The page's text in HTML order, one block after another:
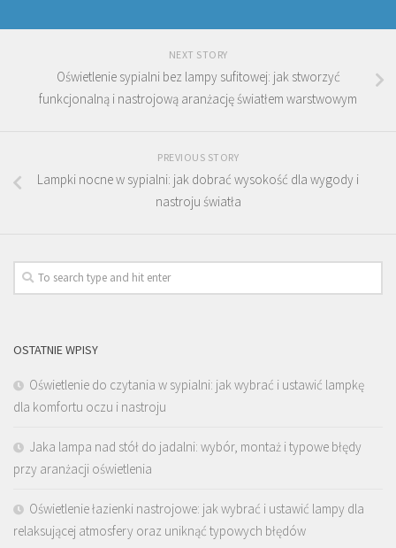
NEXT STORY
Oświetlenie sypialni bez lampy sufitowej: jak stworzyć
funkcjonalną i nastrojową aranżację światłem warstwowym
PREVIOUS STORY
Lampki nocne w sypialni: jak dobrać wysokość dla wygody i
nastroju światła
OSTATNIE WPISY
Oświetlenie do czytania w sypialni: jak wybrać i ustawić lampkę
dla komfortu oczu i nastroju
Jaka lampa nad stół do jadalni: wybór, montaż i typowe błędy
przy aranżacji oświetlenia
Oświetlenie łazienki nastrojowe: jak wybrać i ustawić lampy dla
relaksującej atmosfery oraz uniknąć typowych błędów